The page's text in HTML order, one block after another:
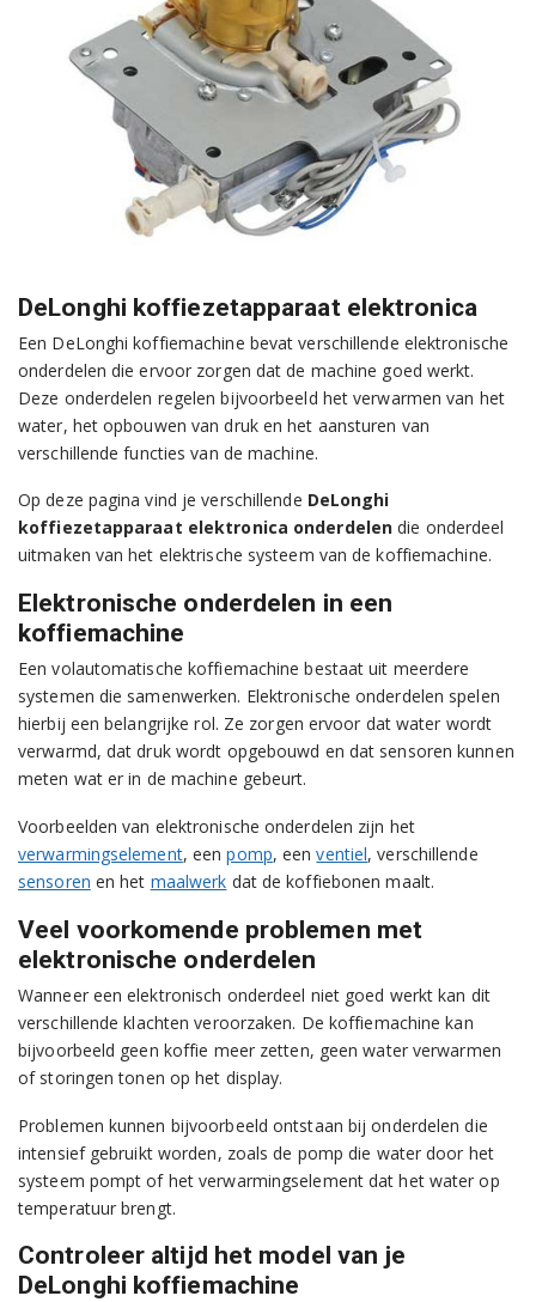
DeLonghi koffiezetapparaat elektronica
Een DeLonghi koffiemachine bevat verschillende elektronische
onderdelen die ervoor zorgen dat de machine goed werkt.
Deze onderdelen regelen bijvoorbeeld het verwarmen van het
water, het opbouwen van druk en het aansturen van
verschillende functies van de machine.
Op deze pagina vind je verschillende DeLonghi
koffiezetapparaat elektronica onderdelen die onderdeel
uitmaken van het elektrische systeem van de koffiemachine.
Elektronische onderdelen in een
koffiemachine
Een volautomatische koffiemachine bestaat uit meerdere
systemen die samenwerken. Elektronische onderdelen spelen
hierbij een belangrijke rol. Ze zorgen ervoor dat water wordt
verwarmd, dat druk wordt opgebouwd en dat sensoren kunnen
meten wat er in de machine gebeurt.
Voorbeelden van elektronische onderdelen zijn het
verwarmingselement, eenpomp, eenventiel, verschillende
sensoren en het maalwerk dat de koffiebonen maalt.
Veel voorkomende problemen met
elektronische onderdelen
Wanneer een elektronisch onderdeel niet goed werkt kan dit
verschillende klachten veroorzaken. De koffiemachine kan
bijvoorbeeld geen koffie meer zetten, geen water verwarmen
of storingen tonen op het display.
Problemen kunnen bijvoorbeeld ontstaan bij onderdelen die
intensief gebruikt worden, zoals de pomp die water door het
systeem pompt of het verwarmingselement dat het water op
temperatuur brengt.
Controleer altijd het model van je
DeLonghi koffiemachine